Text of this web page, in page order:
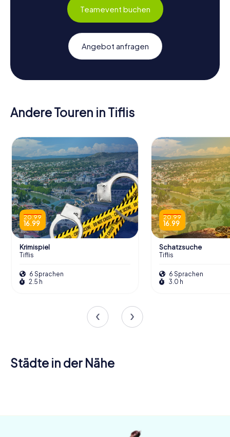
Teamevent buchen
Angebot anfragen
Andere Touren in Tiflis
20.99
16.99
Krimispiel
Tiflis
6 Sprachen
2.5 h
20.99
16.99
Schatzsuche
Tiflis
6 Sprachen
3.0 h
Städte in der Nähe